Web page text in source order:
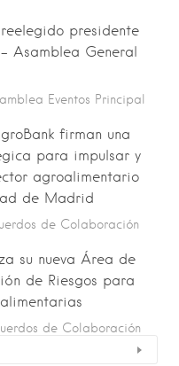
presidente
Asamblea General
Eventos Principal
firman una
para impulsar y
agroalimentario
de Madrid
de Colaboración
su nueva Área de
de Riesgos para
de Colaboración